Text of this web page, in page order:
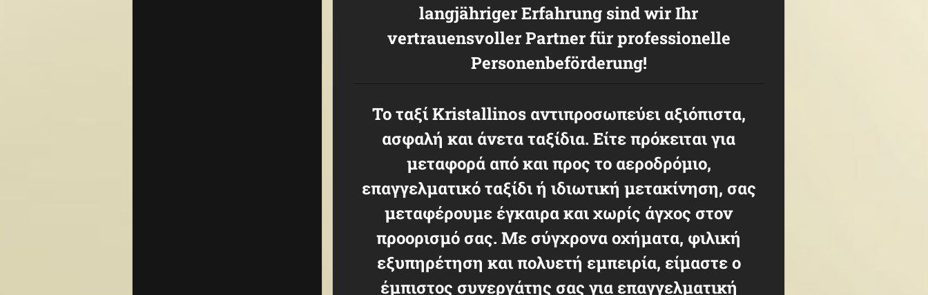
langjähriger Erfahrung sind wir Ihr
vertrauensvoller Partner für professionelle
Personenbeförderung!
Το ταξί Kristallinos αντιπροσωπεύει αξιόπιστα,
ασφαλή και άνετα ταξίδια. Είτε πρόκειται για
μεταφορά από και προς το αεροδρόμιο,
επαγγελματικό ταξίδι ή ιδιωτική μετακίνηση, σας
μεταφέρουμε έγκαιρα και χωρίς άγχος στον
προορισμό σας. Με σύγχρονα οχήματα, φιλική
εξυπηρέτηση και πολυετή εμπειρία, είμαστε ο
έμπιστος συνεργάτης σας για επαγγελματική